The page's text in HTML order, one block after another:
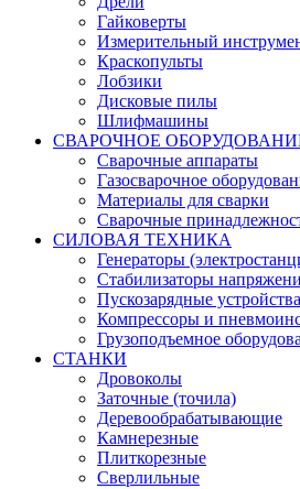
Гайковерты
Измерительный
Краскопульты
Лобзики
Дисковые пилы
Шлифмашины
СВАРОЧНОЕ
Сварочные аппараты
Газосварочное
Материалы для сварки
Сварочные
СИЛОВАЯ ТЕХНИКА
Генераторы
Стабилизаторы
Пускозарядные устройства
Компрессоры и
Грузоподъемное
СТАНКИ
Дровоколы
Заточные (точила)
Деревообрабатывающие
Камнерезные
Плиткорезные
Сверлильные